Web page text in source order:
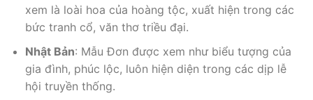
xem là loài hoa của hoàng tộc, xuất hiện trong các
bức tranh cổ, văn thơ triều đại.
Nhật Bản: Mẫu Đơn được xem như biểu tượng của
gia đình, phúc lộc, luôn hiện diện trong các dịp lễ
hội truyền thống.